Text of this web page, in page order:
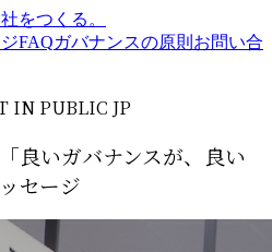
をつくる。
FAQガバナンスの原則 お問い合
IN PUBLIC JP
良いガバナンスが、良い
セージ